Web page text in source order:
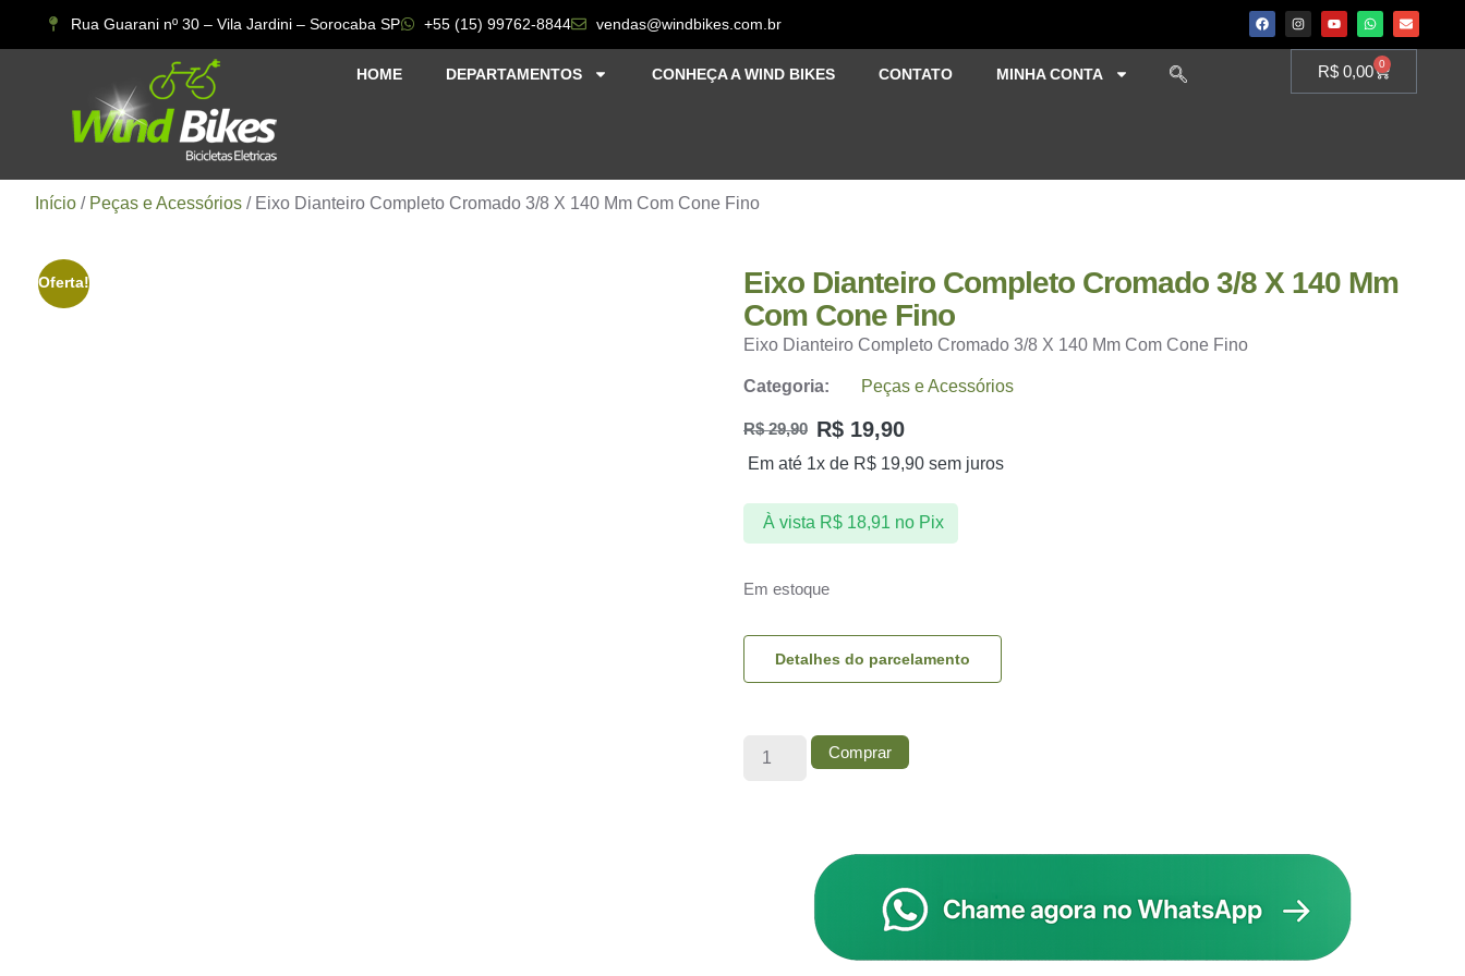
Rua Guarani nº 30 – Vila Jardini – Sorocaba SP +55 (15) 99762-8844 vendas@windbikes.com.br
HOME DEPARTAMENTOS CONHEÇA A WIND BIKES CONTATO MINHA CONTA R$ 0,00 0
Início / Peças e Acessórios / Eixo Dianteiro Completo Cromado 3/8 X 140 Mm Com Cone Fino
Oferta!
Eixo Dianteiro Completo Cromado 3/8 X 140 Mm
Com Cone Fino
Eixo Dianteiro Completo Cromado 3/8 X 140 Mm Com Cone Fino
Categoria: Peças e Acessórios
R$29,90 R$ 19,90
Em até 1x de R$ 19,90 sem juros
À vista R$18,91 no Pix
Em estoque
Detalhes do parcelamento
Comprar